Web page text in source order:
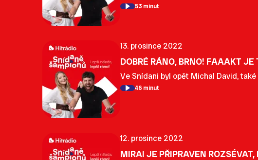
53 minut
13. prosince 2022
DOBRÉ RÁNO, BRNO! FAAAKT
Ve Snídani byl opět Michal David,
46 minut
12. prosince 2022
MIRAI JE PŘIPRAVEN